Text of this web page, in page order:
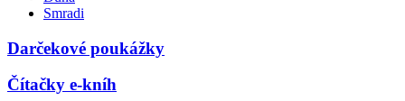
Smradi
Darčekové poukážky
Čítačky e-kníh